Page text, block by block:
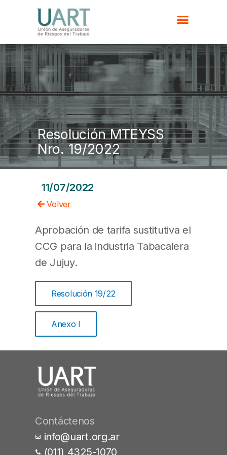
Resolución MTEYSS
Nro. 19/2022
11/07/2022
Volver
Aprobación de tarifa sustitutiva el
CCG para la industria Tabacalera
de Jujuy.
Resolución 19/22
Anexo I
Contáctenos
info@uart.org.ar
(011) 4325-1070